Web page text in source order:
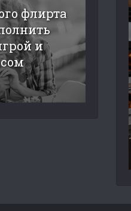
флирта
и